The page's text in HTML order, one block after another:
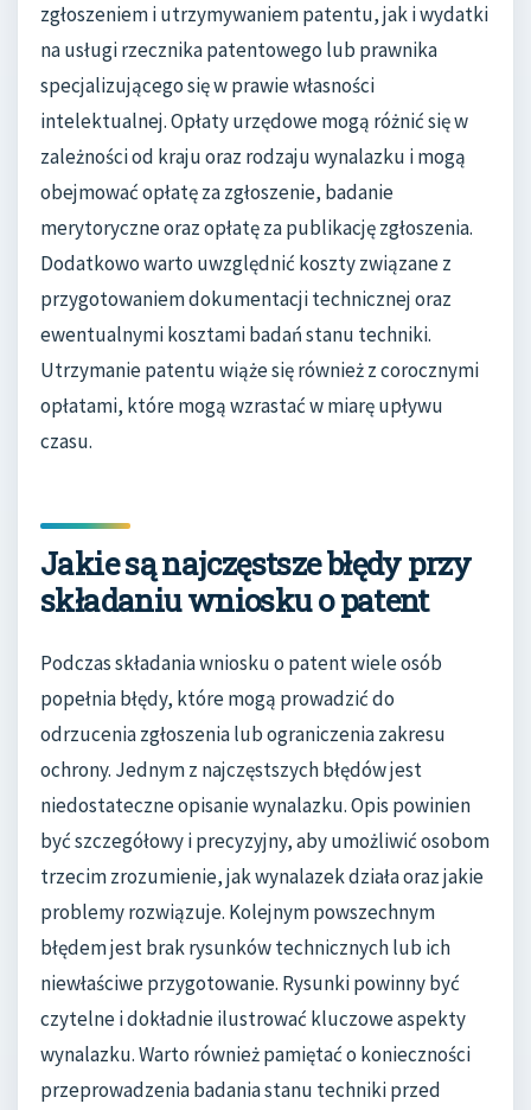
zgłoszeniem i utrzymywaniem patentu, jak i wydatki
na usługi rzecznika patentowego lub prawnika
specjalizującego się w prawie własności
intelektualnej. Opłaty urzędowe mogą różnić się w
zależności od kraju oraz rodzaju wynalazku i mogą
obejmować opłatę za zgłoszenie, badanie
merytoryczne oraz opłatę za publikację zgłoszenia.
Dodatkowo warto uwzględnić koszty związane z
przygotowaniem dokumentacji technicznej oraz
ewentualnymi kosztami badań stanu techniki.
Utrzymanie patentu wiąże się również z corocznymi
opłatami, które mogą wzrastać w miarę upływu
czasu.
Jakie są najczęstsze błędy przy
składaniu wniosku o patent
Podczas składania wniosku o patent wiele osób
popełnia błędy, które mogą prowadzić do
odrzucenia zgłoszenia lub ograniczenia zakresu
ochrony. Jednym z najczęstszych błędów jest
niedostateczne opisanie wynalazku. Opis powinien
być szczegółowy i precyzyjny, aby umożliwić osobom
trzecim zrozumienie, jak wynalazek działa oraz jakie
problemy rozwiązuje. Kolejnym powszechnym
błędem jest brak rysunków technicznych lub ich
niewłaściwe przygotowanie. Rysunki powinny być
czytelne i dokładnie ilustrować kluczowe aspekty
wynalazku. Warto również pamiętać o konieczności
przeprowadzenia badania stanu techniki przed